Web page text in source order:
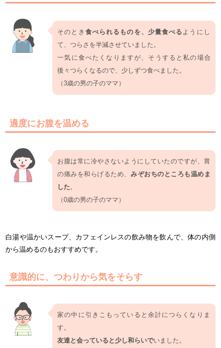
そのとき 食べられるものを、少量食べる ようにし
て、つらさを半減させていました。
一気に食べたくなりますが、そうすると私の場合
後々つらくなるので、少しずつ食べました。
（3歳の男の子のママ）
適度にお腹を温める
お腹は常に冷やさないようにしていたのですが、胃
の痛みを和らげるため、 みぞおちのところも温めま
した 。
（0歳の男の子のママ）
白湯や温かいスープ、カフェインレスの飲み物を飲んで、体の内側
から温めるのもおすすめです。
意識的に、つわりから気をそらす
家の中に引きこもっていると余計につらくなりま
す。
友達と会っていると少し和らいでいました。